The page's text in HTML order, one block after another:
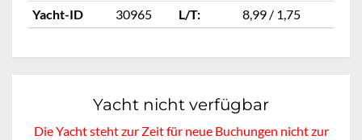
Yacht-ID
30965 L/T: 8,99 / 1,75
Yacht nicht verfügbar
Die Yacht steht zur Zeit für neue Buchungen nicht zur